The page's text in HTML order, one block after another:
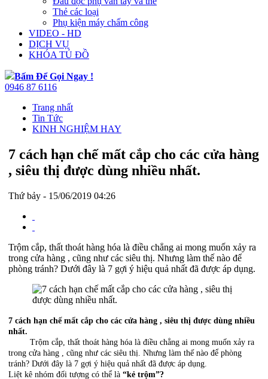
Thẻ các loại
Phụ kiện máy chấm công
VIDEO - HD
DỊCH VỤ
KHÓA TỦ ĐỒ
Bấm Để Gọi Ngay !
0946 87 6116
Trang nhất
Tin Tức
KINH NGHIỆM HAY
7 cách hạn chế mất cắp cho các cửa hàng
, siêu thị được dùng nhiều nhất.
Thứ bảy - 15/06/2019 04:26
Trộm cắp, thất thoát hàng hóa là điều chẳng ai mong muốn xảy ra
trong cửa hàng , cũng như các siêu thị. Nhưng làm thế nào để
phòng tránh? Dưới đây là 7 gợi ý hiệu quả nhất đã được áp dụng.
7 cách hạn chế mất cắp cho các cửa hàng , siêu thị được dùng nhiều
nhất.
Trộm cắp, thất thoát hàng hóa là điều chẳng ai mong muốn xảy ra
trong cửa hàng , cũng như các siêu thị. Nhưng làm thế nào để phòng
tránh? Dưới đây là 7 gợi ý hiệu quả nhất đã được áp dụng.
Liệt kê nhóm đối tượng có thể là “kẻ trộm”?